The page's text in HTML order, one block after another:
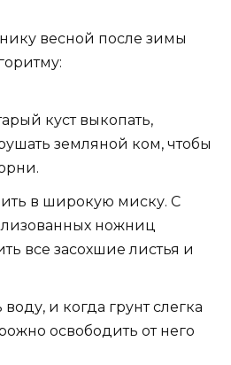
весной после зимы
куст выкопать,
земляной ком, чтобы
в широкую миску. С
ножниц
все засохшие листья и
и когда грунт слегка
освободить от него